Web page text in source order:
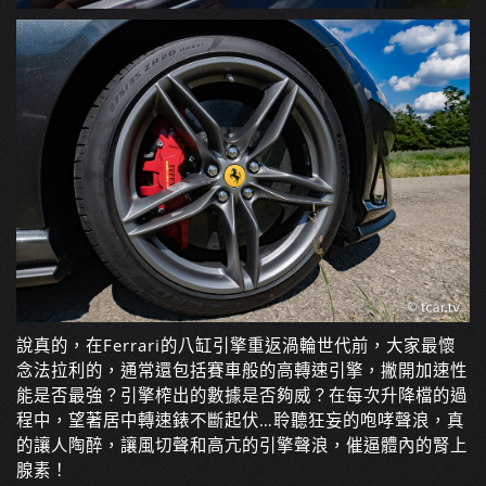
說真的，在Ferrari的八缸引擎重返渦輪世代前，大家最懷
念法拉利的，通常還包括賽車般的高轉速引擎，撇開加速性
能是否最強？引擎榨出的數據是否夠威？在每次升降檔的過
程中，望著居中轉速錶不斷起伏…聆聽狂妄的咆哮聲浪，真
的讓人陶醉，讓風切聲和高亢的引擎聲浪，催逼體內的腎上
腺素！